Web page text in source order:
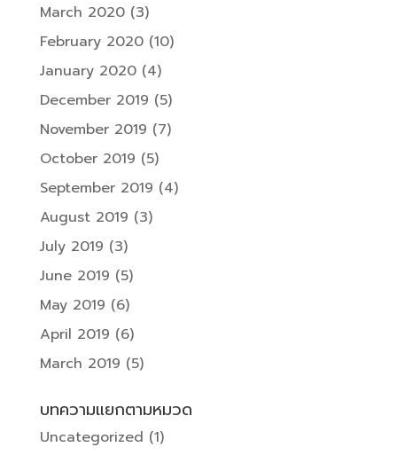
March 2020(3)
February 2020(10)
January 2020(4)
December 2019 (5)
November 2019 (7)
October 2019 (5)
September 2019 (4)
August 2019 (3)
July 2019 (3)
June 2019 (5)
May 2019 (6)
April 2019 (6)
March 2019 (5)
บทความแยกตามหมวด
Uncategorized (1)